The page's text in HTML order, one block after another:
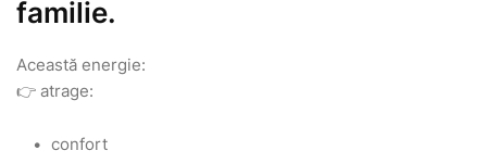
familie.
Această energie:
👉 atrage:
confort